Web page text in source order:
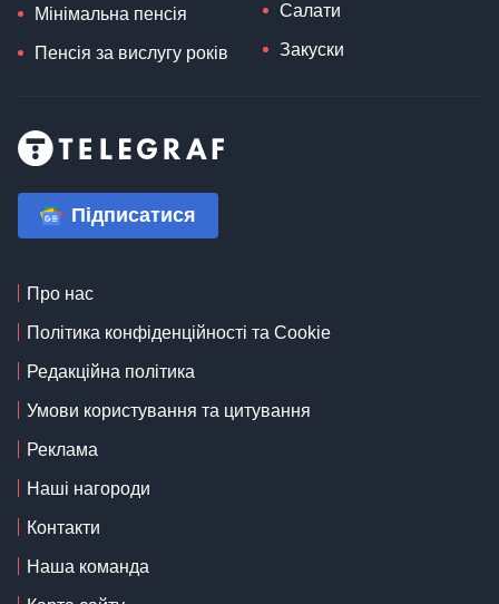
Мінімальна пенсія
Пенсія за вислугу років
Салати
Закуски
Підписатися
Про нас
Політика конфіденційності та Cookie
Редакційна політика
Умови користування та цитування
Реклама
Наші нагороди
Контакти
Наша команда